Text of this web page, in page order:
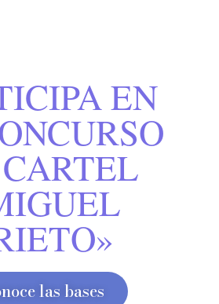
EN
las bases